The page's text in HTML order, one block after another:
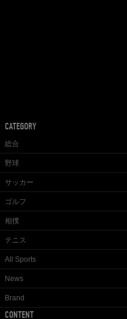
CATEGORY
総合
野球
サッカー
ゴルフ
相撲
テニス
All Sports
News
Brand
CONTENT